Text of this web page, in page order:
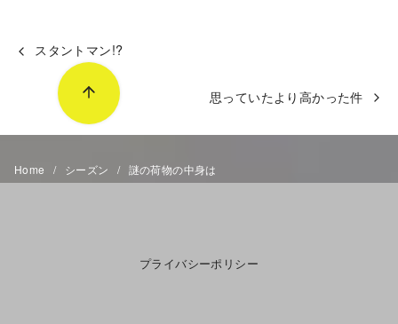
スタントマン!?
思っていたより高かった件
Home シーズン 謎の荷物の中身は
プライバシーポリシー